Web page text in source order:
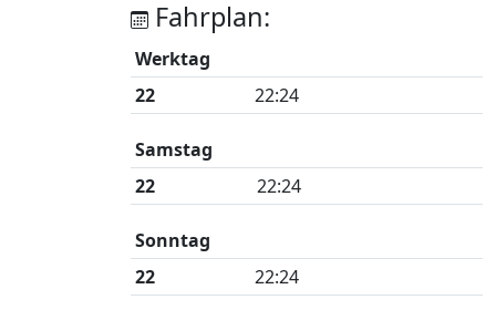
Fahrplan:
Werktag
22
22:24
Samstag
22
22:24
Sonntag
22
22:24